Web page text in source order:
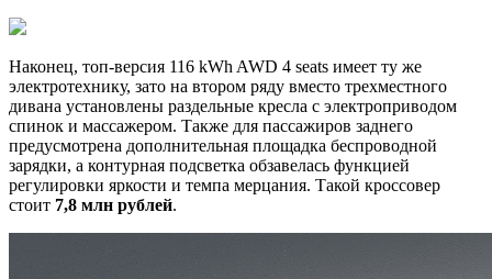
Наконец, топ-версия 116 kWh AWD 4 seats имеет ту же
электротехнику, зато на втором ряду вместо трехместного
дивана установлены раздельные кресла с электроприводом
спинок и массажером. Также для пассажиров заднего
предусмотрена дополнительная площадка беспроводной
зарядки, а контурная подсветка обзавелась функцией
регулировки яркости и темпа мерцания. Такой кроссовер
стоит 7,8 млн рублей.